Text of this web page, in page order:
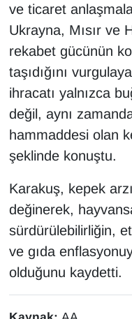
ve ticaret
Ukrayna, Mısır ve
rekabet gücünün
taşıdığını
ihracatı yalnızca
değil, aynı
hammaddesi olan
şeklinde konuştu.
Karakuş, kepek
değinerek,
sürdürülebilirliğin,
ve gıda
olduğunu kaydetti.